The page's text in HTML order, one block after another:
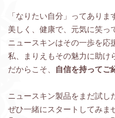
「なりたい自分」ってありま
美しく、健康で、元気に笑っ
ニュースキンはその一歩を応
私、まりえもその魅力に助け
だからこそ、
自信を持ってご
ニュースキン製品をまだ試し
ぜひ一緒にスタートしてみま